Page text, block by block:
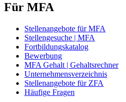
Für MFA
Stellenangebote für MFA
Stellengesuche | MFA
Fortbildungskatalog
Bewerbung
MFA Gehalt | Gehaltsrechner
Unternehmensverzeichnis
Stellenangebote für ZFA
Häufige Fragen